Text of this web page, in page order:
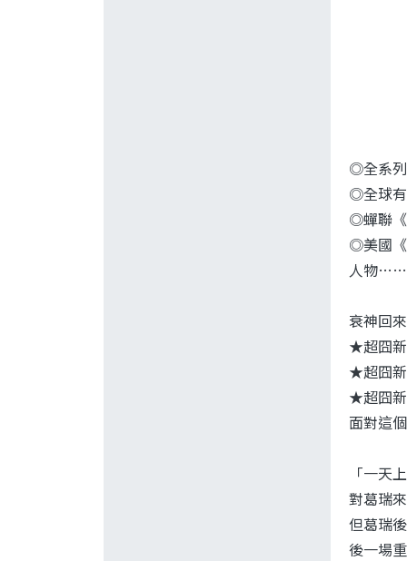
◎全系
◎全球
◎蟬聯
◎美國《
人物……
衰神回
★超囧
★超囧
★超囧
面對這
「一天
對葛瑞
但葛瑞
後一場